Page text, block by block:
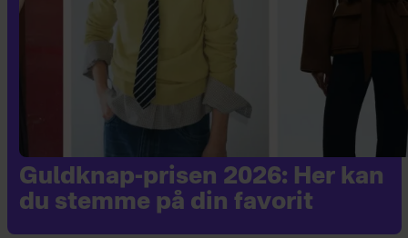
Guldknap-prisen 2026: Her kan
du stemme på din favorit